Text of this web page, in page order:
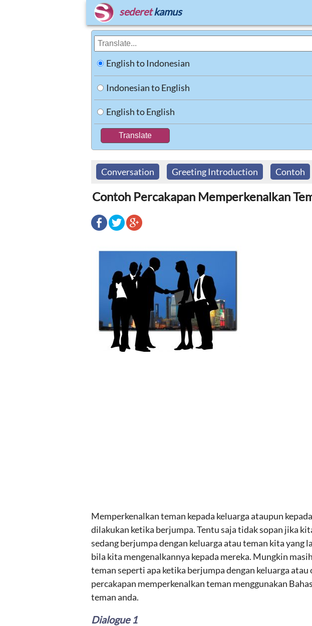
sederet kamus
English to Indonesian
Indonesian to English
English to English
Conversation Greeting Introduction Contoh
Contoh Percakapan Memperkenalkan
Memperkenalkan teman kepada keluarga ataupun
dilakukan ketika berjumpa. Tentu saja tidak sopan jika
sedang berjumpa dengan keluarga atau teman kita yang
bila kita mengenalkannya kepada mereka. Mungkin
teman seperti apa ketika berjumpa dengan keluarga
percakapan memperkenalkan teman menggunakan
teman anda.
Dialogue 1